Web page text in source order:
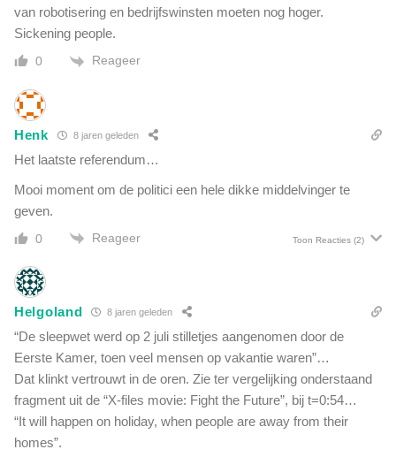
a
c
c
n
e
r
n
.
t
s
h
a
a
r
e
o
i
e
p
n
o
k
I
.
T
u
k
s
e
e
s
i
d
e
van robotisering en bedrijfswinsten moeten nog hoger.
Sickening people.
0 Reageer
Henk 8 jaren geleden
Het laatste referendum…
Mooi moment om de politici een hele dikke middelvinger te
geven.
0 Reageer Toon Reacties (2)
Helgoland 8 jaren geleden
“De sleepwet werd op 2 juli stilletjes aangenomen door de
Eerste Kamer, toen veel mensen op vakantie waren”…
Dat klinkt vertrouwt in de oren. Zie ter vergelijking onderstaand
fragment uit de “X-files movie: Fight the Future”, bij t=0:54…
“It will happen on holiday, when people are away from their
homes”.